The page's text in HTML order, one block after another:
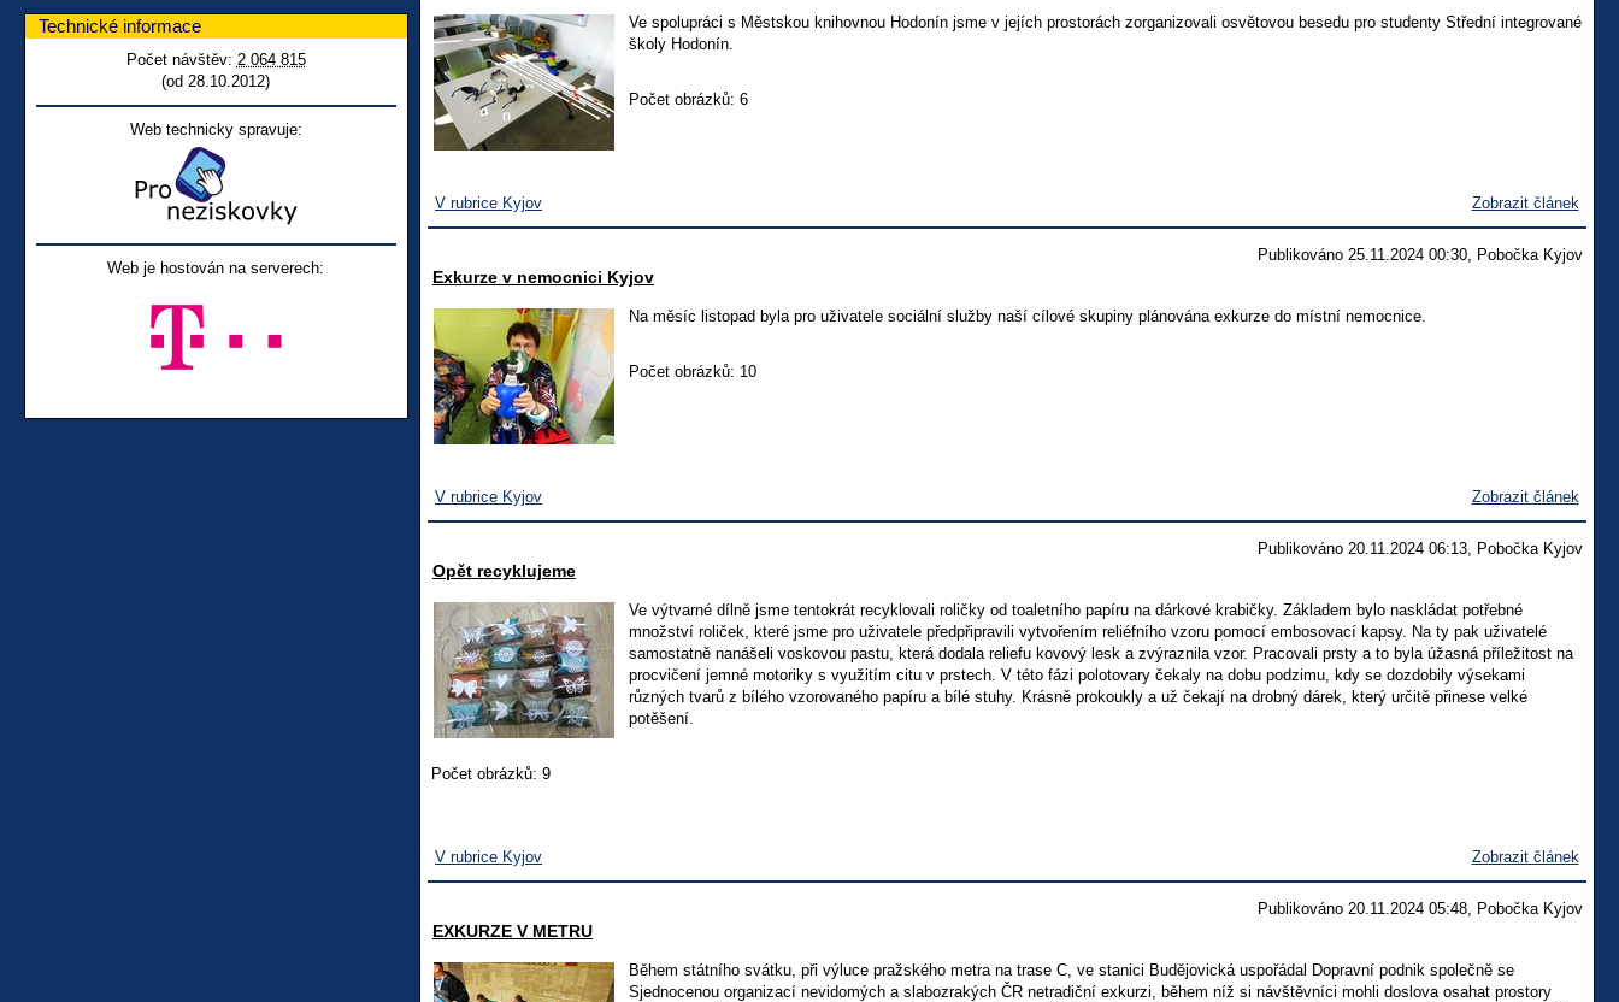
Ve spolupráci s Městskou knihovnou Hodonín jsme v jejích prostorách zorganizovali osvětovou besedu pro studenty Střední integrované
školy Hodonín.
Počet obrázků: 6
V rubrice Kyjov Zobrazit článek
Publikováno 25.11.2024 00:30, Pobočka Kyjov
Exkurze v nemocnici Kyjov
Na měsíc listopad byla pro uživatele sociální služby naší cílové skupiny plánována exkurze do místní nemocnice.
Počet obrázků: 10
V rubrice Kyjov Zobrazit článek
Publikováno 20.11.2024 06:13, Pobočka Kyjov
Opět recyklujeme
Ve výtvarné dílně jsme tentokrát recyklovali roličky od toaletního papíru na dárkové krabičky. Základem bylo naskládat potřebné
množství roliček, které jsme pro uživatele předpřipravili vytvořením reliéfního vzoru pomocí embosovací kapsy. Na ty pak uživatelé
samostatně nanášeli voskovou pastu, která dodala reliefu kovový lesk a zvýraznila vzor. Pracovali prsty a to byla úžasná příležitost na
procvičení jemné motoriky s využitím citu v prstech. V této fázi polotovary čekaly na dobu podzimu, kdy se dozdobily výsekami
různých tvarů z bílého vzorovaného papíru a bílé stuhy. Krásně prokoukly a už čekají na drobný dárek, který určitě přinese velké
potěšení.
Počet obrázků: 9
V rubrice Kyjov Zobrazit článek
Publikováno 20.11.2024 05:48, Pobočka Kyjov
EXKURZE V METRU
Během státního svátku, při výluce pražského metra na trase C, ve stanici Budějovická uspořádal Dopravní podnik společně se
Sjednocenou organizací nevidomých a slabozrakých ČR netradiční exkurzi, během níž si návštěvníci mohli doslova osahat prostory
Technické informace
Počet návštěv: 2 064 815
(od 28.10.2012)
Web technicky spravuje:
Web je hostován na serverech: